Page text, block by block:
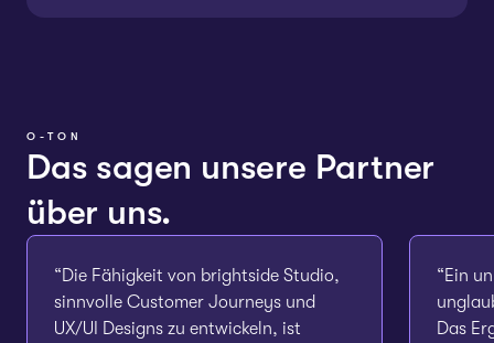
O-TON
Das sagen unsere Partner
über uns.
“Die Fähigkeit von brightside Studio,
sinnvolle Customer Journeys und
UX/UI Designs zu entwickeln, ist
“Ein
Das